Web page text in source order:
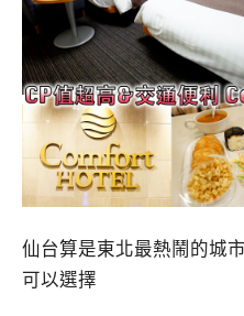
仙台算是東北最熱鬧的城
可以選擇